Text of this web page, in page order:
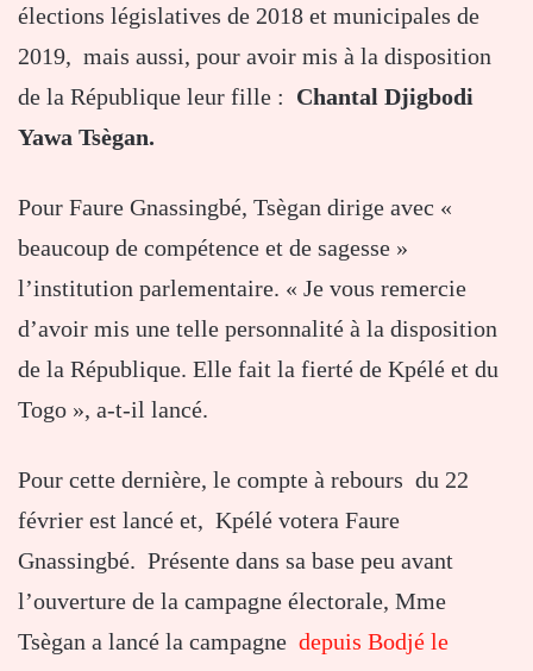
élections législatives de 2018 et municipales de
2019, mais aussi, pour avoir mis à la disposition
de la République leur fille : Chantal Djigbodi
Yawa Tsègan.
Pour Faure Gnassingbé, Tsègan dirige avec «
beaucoup de compétence et de sagesse »
l’institution parlementaire. « Je vous remercie
d’avoir mis une telle personnalité à la disposition
de la République. Elle fait la fierté de Kpélé et du
Togo », a-t-il lancé.
Pour cette dernière, le compte à rebours du 22
février est lancé et, Kpélé votera Faure
Gnassingbé. Présente dans sa base peu avant
l’ouverture de la campagne électorale, Mme
Tsègan a lancé la campagne depuis Bodjé le